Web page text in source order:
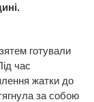
готували
час
жатки до
за собою